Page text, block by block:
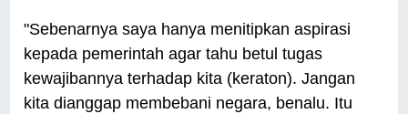
"Sebenarnya saya hanya menitipkan aspirasi
kepada pemerintah agar tahu betul tugas
kewajibannya terhadap kita (keraton). Jangan
kita dianggap membebani negara, benalu. Itu